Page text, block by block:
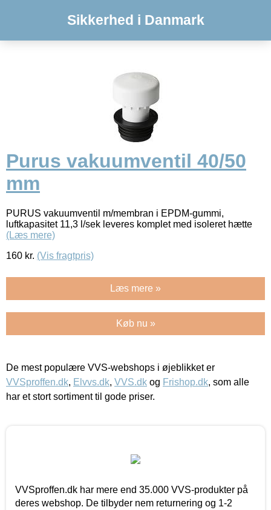
Sikkerhed i Danmark
Purus vakuumventil 40/50
mm
PURUS vakuumventil m/membran i EPDM-gummi,
luftkapasitet 11,3 l/sek leveres komplet med isoleret hætte
(Læs mere)
160 kr. (Vis fragtpris)
Læs mere »
Køb nu »
De mest populære VVS-webshops i øjeblikket er
VVSproffen.dk, Elvvs.dk, VVS.dk og Frishop.dk, som alle
har et stort sortiment til gode priser.
VVSproffen.dk har mere end 35.000 VVS-produkter på
deres webshop. De tilbyder nem returnering og 1-2